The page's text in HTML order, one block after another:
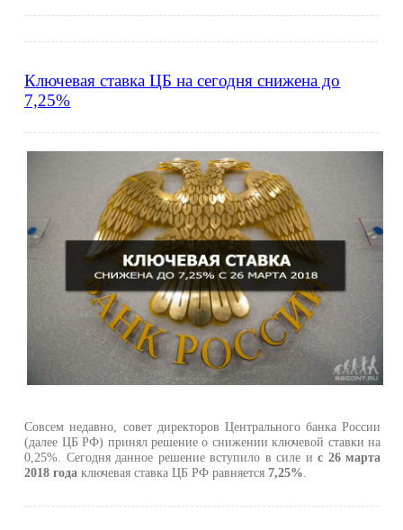
Ключевая ставка ЦБ на сегодня снижена до
7,25%
Совсем недавно, совет директоров Центрального банка России
(далее ЦБ РФ) принял решение о снижении ключевой ставки на
0,25%. Сегодня данное решение вступило в силе ис 26 марта
2018 года ключевая ставка ЦБ РФ равняется7,25%